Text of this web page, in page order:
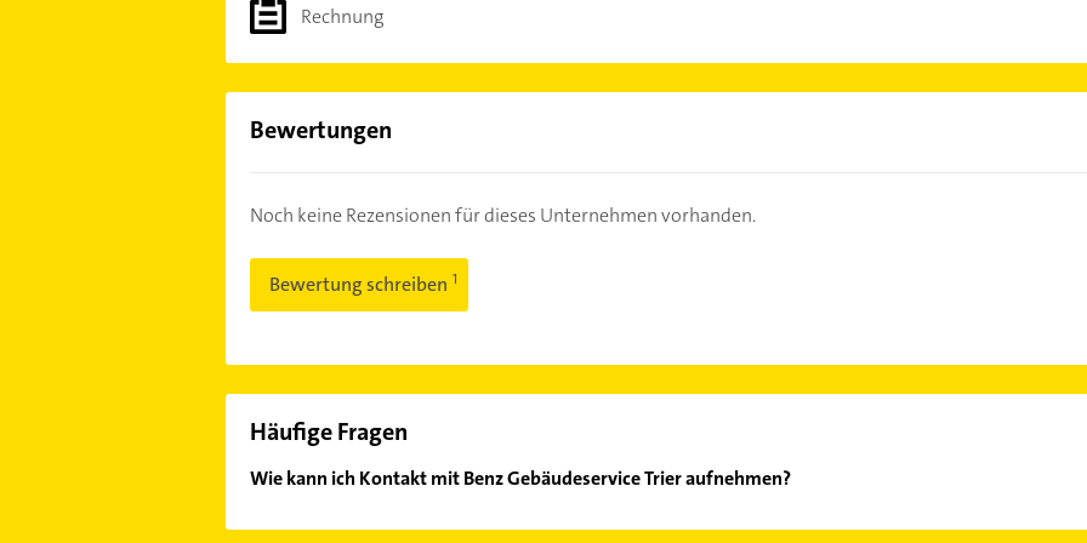
Rechnung
Bewertungen
Noch keine Rezensionen für dieses Unternehmen vorhanden.
Bewertung schreiben
Häufige Fragen
Wie kann ich Kontakt mit Benz Gebäudeservice Trier aufnehmen?